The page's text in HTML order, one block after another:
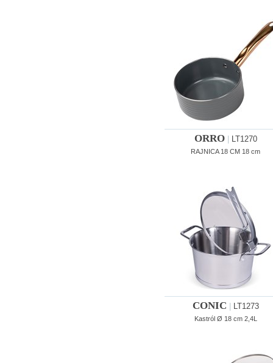
ORRO| LT1270
RAJNICA 18 CM 18 cm
CONIC LT1273
Kastról Ø 18 cm 2,4L